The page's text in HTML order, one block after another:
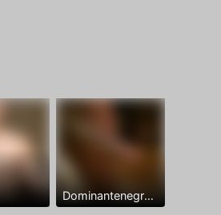
Dominantenegro ya